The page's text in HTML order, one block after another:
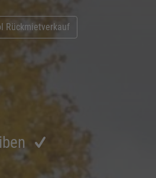
Rückmietverkauf